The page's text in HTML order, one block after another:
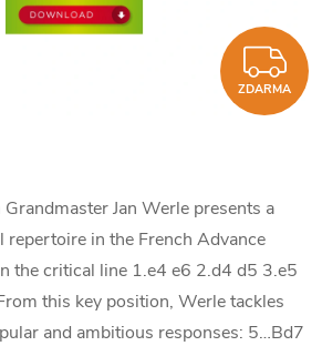
ZDARMA
Jan Werle presents a
repertoire in the French Advance
the critical line 1.e4 e6 2.d4 d5 3.e5
this key position, Werle tackles
and ambitious responses: 5…Bd7